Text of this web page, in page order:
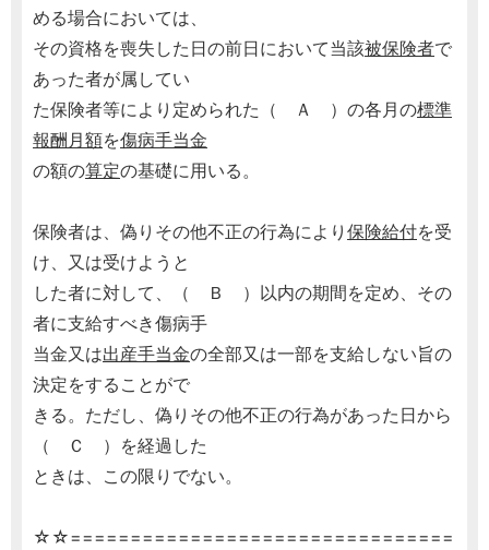
める場合においては、
その資格を喪失した日の前日において当該被保険者で
あった者が属してい
た保険者等により定められた（ Ａ ）の各月の標準
報酬月額を傷病手当金
の額の算定の基礎に用いる。
保険者は、偽りその他不正の行為により 保険給付を受
け、又は受けようと
した者に対して、（ Ｂ ）以内の期間を定め、その
者に支給すべき傷病手
当金又は出産手当金の全部又は一部を支給しない旨の
決定をすることがで
きる。ただし、偽りその他不正の行為があった日から
（ Ｃ ）を経過した
ときは、この限りでない。
☆☆================================